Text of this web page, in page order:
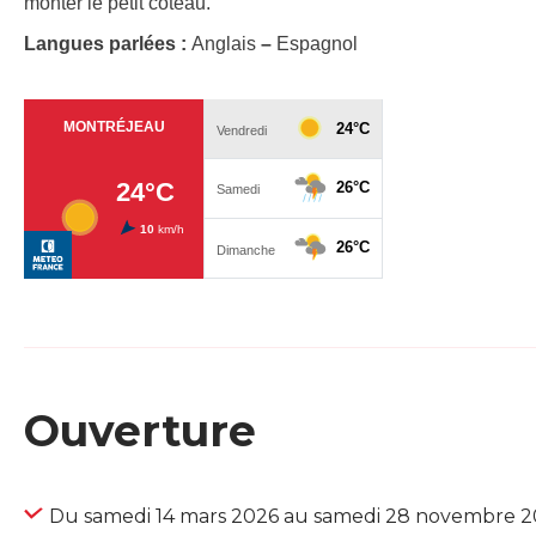
Langues parlées : Anglais – Espagnol
Ouverture
Du samedi 14 mars 2026 au samedi 28 novembre